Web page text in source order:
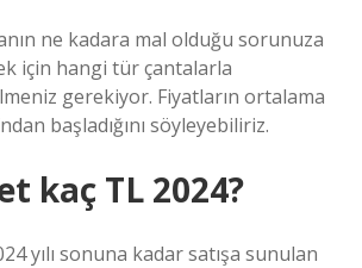
ne kadara mal olduğu sorunuza
için hangi tür çantalarla
gerekiyor. Fiyatların ortalama
başladığını söyleyebiliriz.
kaç TL 2024?
yılı sonuna kadar satışa sunulan